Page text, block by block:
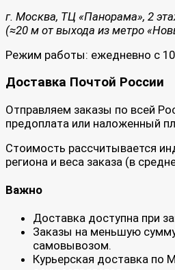
г. Москва, ТЦ «Панорама», 2
(≈20 м от выхода из метро
Режим работы: ежедневно с
Доставка Почтой России
Отправляем заказы по всей
предоплата или наложенный
Стоимость рассчитывается
региона и веса заказа (в
Важно
Доставка доступна при
Заказы на меньшую
самовывозом.
Курьерская доставка по